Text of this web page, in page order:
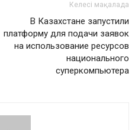
Келесі мақалада
В Казахстане запустили
платформу для подачи заявок
на использование ресурсов
национального
суперкомпьютера